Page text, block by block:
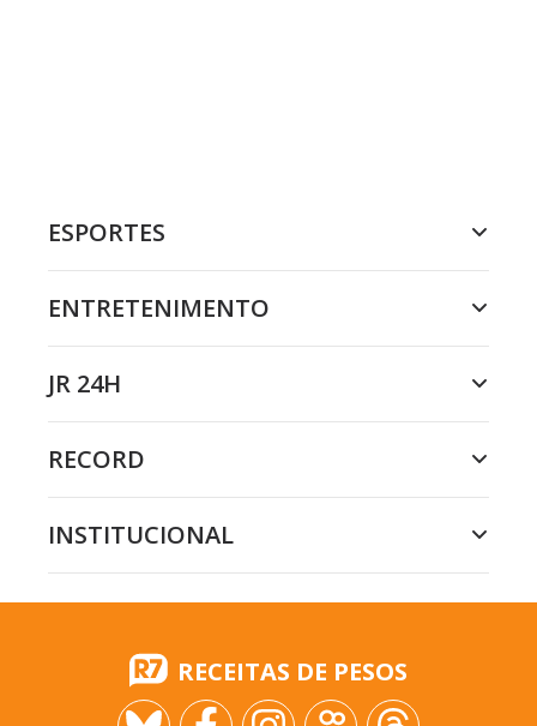
ESPORTES
ENTRETENIMENTO
JR 24H
RECORD
INSTITUCIONAL
RECEITAS DE PESOS